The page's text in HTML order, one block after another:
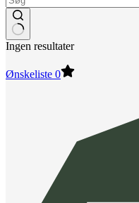
Ingen resultater
Ønskeliste 0